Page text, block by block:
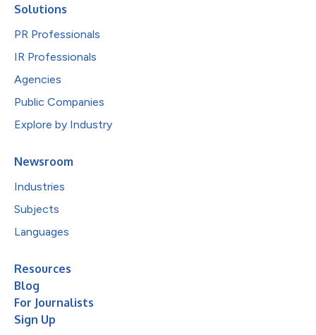
Solutions
PR Professionals
IR Professionals
Agencies
Public Companies
Explore by Industry
Newsroom
Industries
Subjects
Languages
Resources
Blog
For Journalists
Sign Up